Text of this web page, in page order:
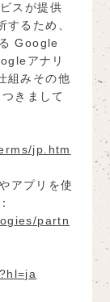
スが提供
るため、
Google
アナリ
組みその他
きまして
jp.htm
アプリを使
partn